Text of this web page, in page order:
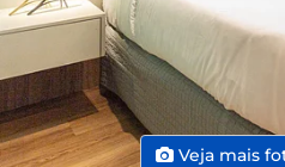
Veja mais